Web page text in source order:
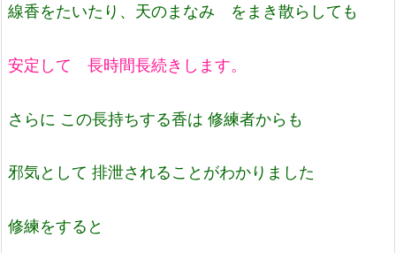
線香をたいたり、天のまなみ をまき散らしても
安定して 長時間長続きします。
さらに この長持ちする香は 修練者からも
邪気として 排泄されることがわかりました
修練をすると